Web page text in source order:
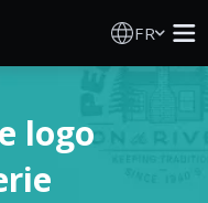
FR
logo